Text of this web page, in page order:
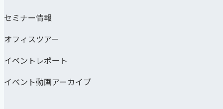
セミナー情報
オフィスツアー
イベントレポート
イベント動画アーカイブ